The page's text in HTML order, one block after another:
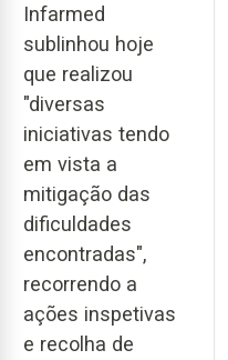
Infarmed
sublinhou hoje
que realizou
"diversas
iniciativas tendo
em vista a
mitigação das
dificuldades
encontradas",
recorrendo a
ações inspetivas
e recolha de